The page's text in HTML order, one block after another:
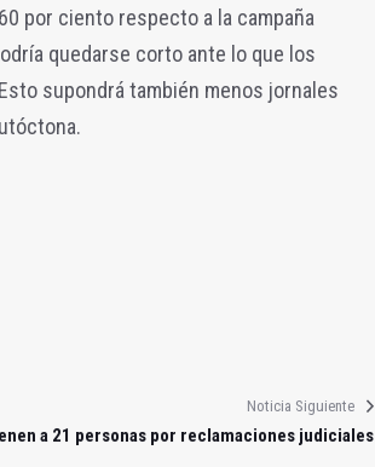
por ciento respecto a la campaña
quedarse corto ante lo que los
supondrá también menos jornales
Noticia Siguiente
a 21 personas por reclamaciones judiciales